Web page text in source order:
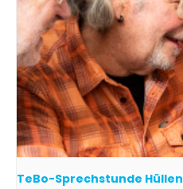
TeBo-Sprechstunde Hüllen